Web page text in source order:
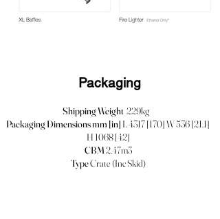
Packaging
Shipping Weight 229kg
Packaging Dimensions mm [in] L 4317 [170] W 536 [21.1]
H 1068 [42]
CBM2.47m3
TypeCrate (Inc Skid)